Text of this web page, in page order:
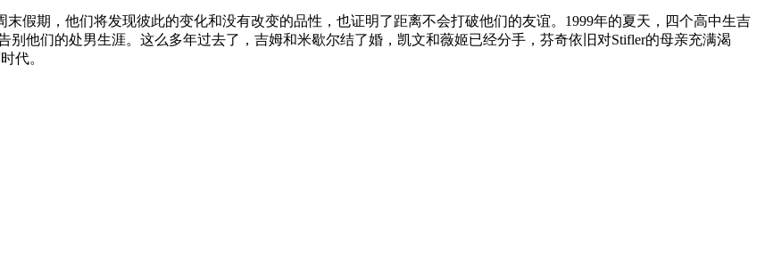
假期，他们将发现彼此的变化和没有改变的品性，也证明了距离不会打破他们的友谊。1999年的夏天，四个高中生吉
别他们的处男生涯。这么多年过去了，吉姆和米歇尔结了婚，凯文和薇姬已经分手，芬奇依旧对Stifler的母亲充满渴
代。